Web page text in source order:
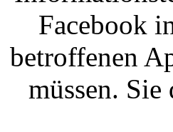
Facebook
betroffenen
müssen.